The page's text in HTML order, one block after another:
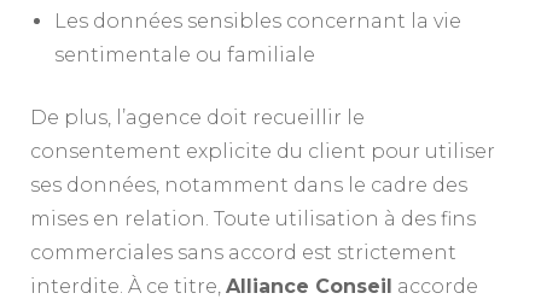
Les données sensibles concernant la vie
sentimentale ou familiale
De plus, l’agence doit recueillir le
consentement explicite du client pour utiliser
ses données, notamment dans le cadre des
mises en relation. Toute utilisation à des fins
commerciales sans accord est strictement
interdite. À ce titre, Alliance Conseil accorde